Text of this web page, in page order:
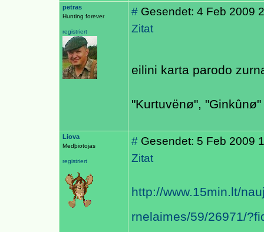
petras
Hunting forever
registriert
# Gesendet: 4 Feb 2009
Zitat
eilini karta parodo
"Kurtuvënø",
Liova
Medþiotojas
registriert
# Gesendet: 5 Feb 2009
Zitat
http://www.15min.lt/
rnelaimes/59/26971/